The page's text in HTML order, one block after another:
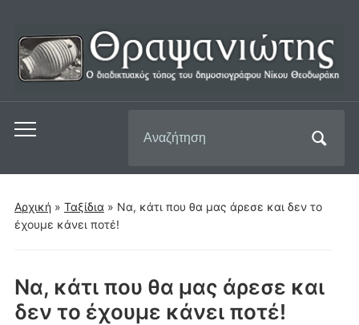
Εναλλαγή
μενού
για
κινητά
για:
Αρχική » Ταξίδια » Να, κάτι που θα μας άρεσε και δεν το
έχουμε κάνει ποτέ!
Να, κάτι που θα μας άρεσε και
δεν το έχουμε κάνει ποτέ!